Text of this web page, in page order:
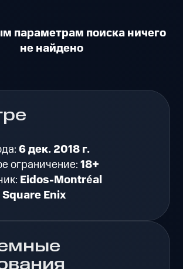
параметрам поиска ничего
не найдено
6 дек. 2018 г.
ограничение:18+
Eidos-Montréal
Square Enix